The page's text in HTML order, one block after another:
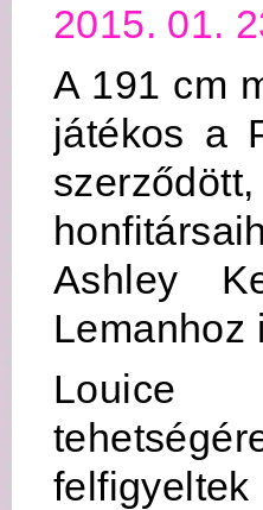
2015. 01.
A 191 cm
játékos a
Ashley
Lemanhoz
Louice